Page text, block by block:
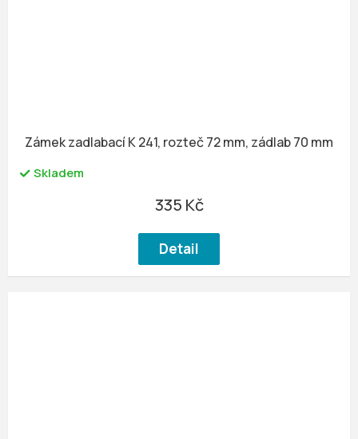
Zámek zadlabací K 241, rozteč 72 mm, zádlab 70 mm
Skladem
335 Kč
Detail